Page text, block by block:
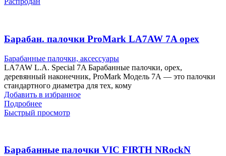
Барабан. палочки ProMark LA7AW 7A орех
Барабанные палочки, аксессуары
LA7AW L.A. Special 7A Барабанные палочки, орех,
деревянный наконечник, ProMark Модель 7А — это палочки
стандартного диаметра для тех, кому
Добавить в избранное
Подробнее
Быстрый просмотр
Барабанные палочки VIC FIRTH NRockN